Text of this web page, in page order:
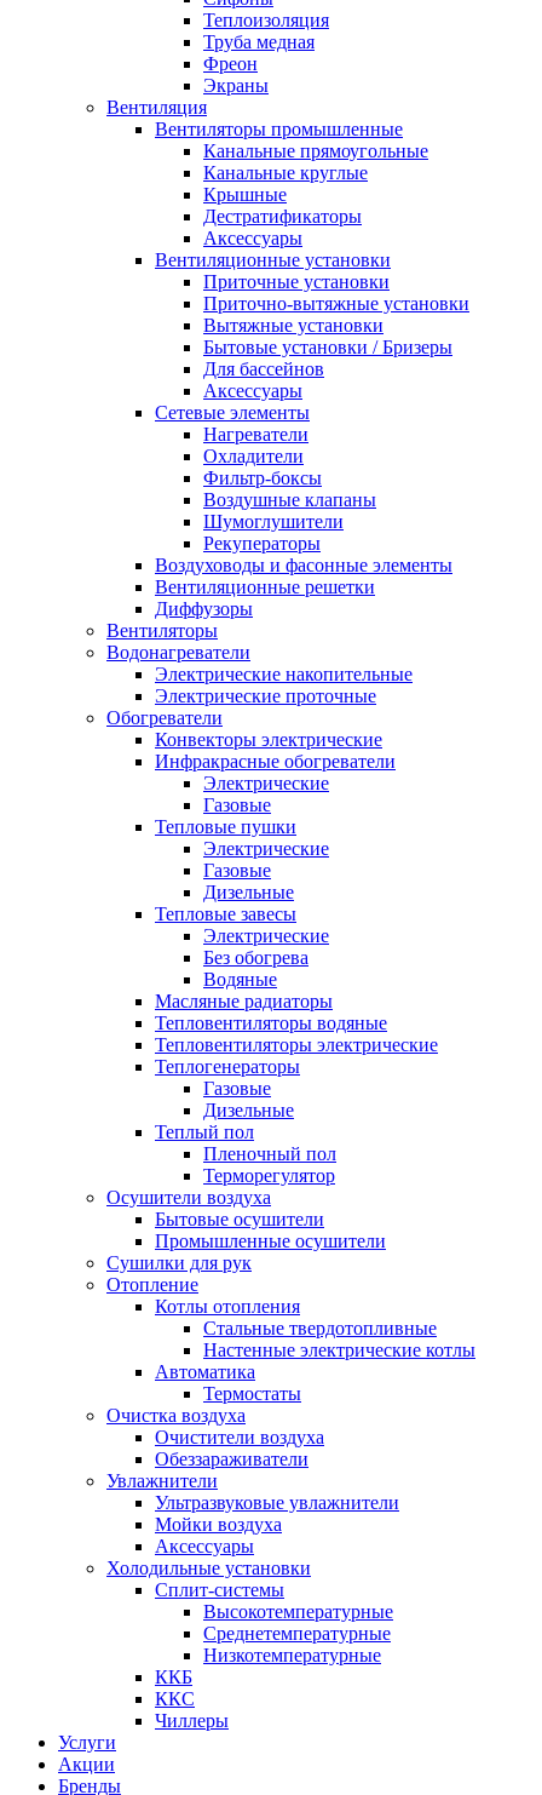
Теплоизоляция
Труба медная
Фреон
Экраны
Вентиляция
Вентиляторы промышленные
Канальные прямоугольные
Канальные круглые
Крышные
Дестратификаторы
Аксессуары
Вентиляционные установки
Приточные установки
Приточно-вытяжные установки
Вытяжные установки
Бытовые установки / Бризеры
Для бассейнов
Аксессуары
Сетевые элементы
Нагреватели
Охладители
Фильтр-боксы
Воздушные клапаны
Шумоглушители
Рекуператоры
Воздуховоды и фасонные элементы
Вентиляционные решетки
Диффузоры
Вентиляторы
Водонагреватели
Электрические накопительные
Электрические проточные
Обогреватели
Конвекторы электрические
Инфракрасные обогреватели
Электрические
Газовые
Тепловые пушки
Электрические
Газовые
Дизельные
Тепловые завесы
Электрические
Без обогрева
Водяные
Масляные радиаторы
Тепловентиляторы водяные
Тепловентиляторы электрические
Теплогенераторы
Газовые
Дизельные
Теплый пол
Пленочный пол
Терморегулятор
Осушители воздуха
Бытовые осушители
Промышленные осушители
Сушилки для рук
Отопление
Котлы отопления
Стальные твердотопливные
Настенные электрические котлы
Автоматика
Термостаты
Очистка воздуха
Очистители воздуха
Обеззараживатели
Увлажнители
Ультразвуковые увлажнители
Мойки воздуха
Аксессуары
Холодильные установки
Сплит-системы
Высокотемпературные
Среднетемпературные
Низкотемпературные
ККБ
ККС
Чиллеры
Услуги
Акции
Бренды